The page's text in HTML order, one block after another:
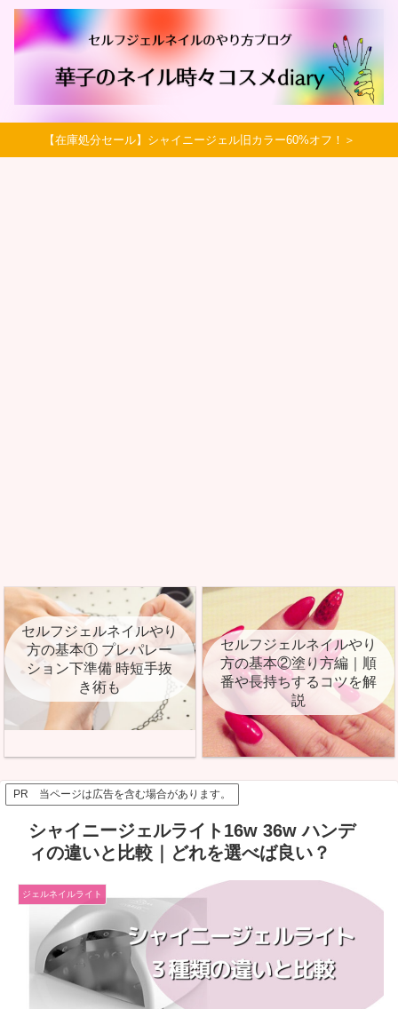
【在庫処分セール】シャイニージェル旧カラー60%オフ！＞
セルフジェルネイルやり
方の基本① プレパレー
ション下準備 時短手抜
き術も
セルフジェルネイルやり
方の基本②塗り方編｜順
番や長持ちするコツを解
説
PR 当ページは広告を含む場合があります。
シャイニージェルライト16w 36w ハンデ
ィの違いと比較｜どれを選べば良い？
ジェルネイルライト